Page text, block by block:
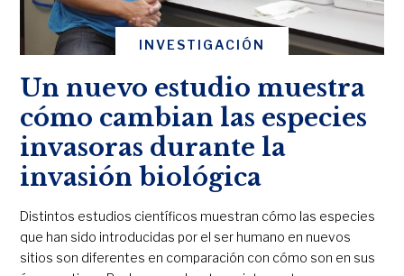
INVESTIGACIÓN
Un nuevo estudio muestra
cómo cambian las especies
invasoras durante la
invasión biológica
Distintos estudios científicos muestran cómo las especies
que han sido introducidas por el ser humano en nuevos
sitios son diferentes en comparación con cómo son en sus